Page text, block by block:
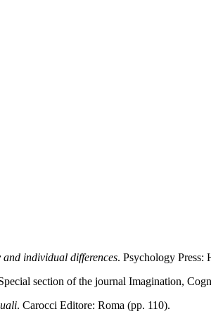
individual differences. Psychology
section of the journal Imagination,
. Carocci Editore: Roma (pp. 110).